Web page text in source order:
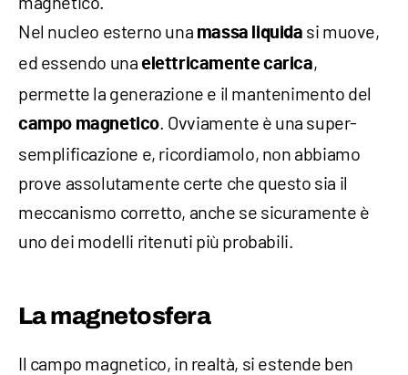
Nel nucleo esterno una massa liquida si muove,
ed essendo una elettricamente carica,
permette la generazione e il mantenimento del
campo magnetico . Ovviamente è una super-
semplificazione e, ricordiamolo, non abbiamo
prove assolutamente certe che questo sia il
meccanismo corretto, anche se sicuramente è
uno dei modelli ritenuti più probabili.
La magnetosfera
Il campo magnetico, in realtà, si estende ben